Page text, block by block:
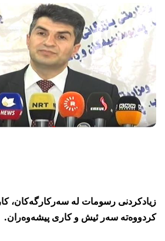
زیادكردنی‌ رسومات له‌ سه‌ركارگه‌كان،
كردووه‌ته‌ سه‌ر ئیش و كاری‌ پیشه‌وه‌ران.